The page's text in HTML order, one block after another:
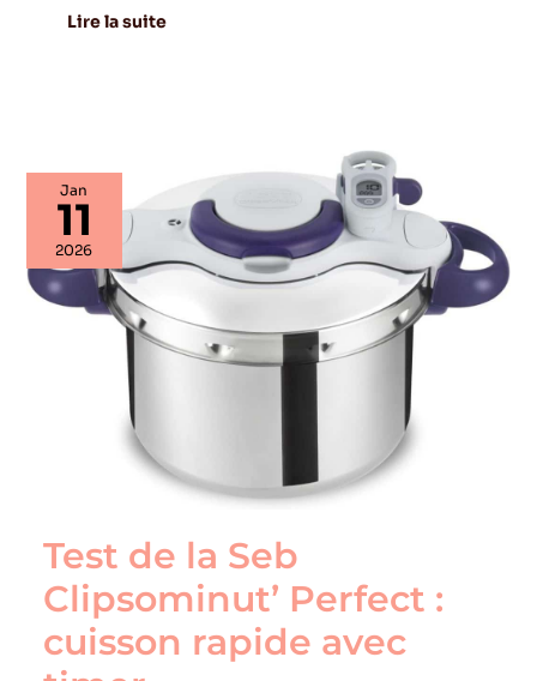
Lire la suite
Jan
11
2026
Test de la Seb
Clipsominut’ Perfect :
cuisson rapide avec
Test
de
Seb
Clipsominut’
Perfect
cuisson